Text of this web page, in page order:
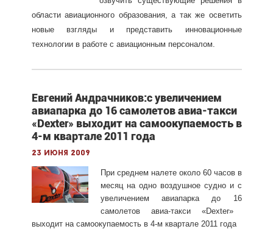
области авиационного образования, а так же осветить
новые взгляды и представить инновационные
технологии в работе с авиационным персоналом.
Евгений Андрачников:с увеличением
авиапарка до 16 самолетов авиа-такси
«Dexter» выходит на самоокупаемость в
4-м квартале 2011 года
23 июня 2009
При среднем налетеоколо60часов в
месяцна одно воздушное суднои с
увеличением авиапарка до 16
самолетовавиа-такси«Dexter»
выходит на самоокупаемостьв4-м квартале2011года